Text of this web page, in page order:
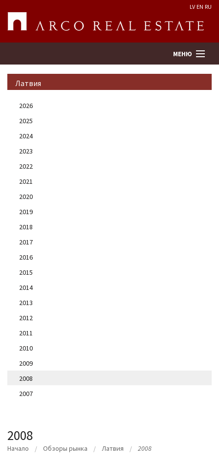
LV EN RU
МЕНЮ
Оценка недвижимости
Предприятие
Kонтакты
Латвия
2026
2025
2024
2023
2022
2021
2020
2019
2018
2017
2016
2015
2014
2013
2012
2011
2010
2009
2008
2007
2008
Начало Oбзоры рынка Латвия 2008